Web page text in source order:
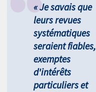
« Je savais que
leurs revues
systématiques
seraient fiables,
exemptes
d'intérêts
particuliers et